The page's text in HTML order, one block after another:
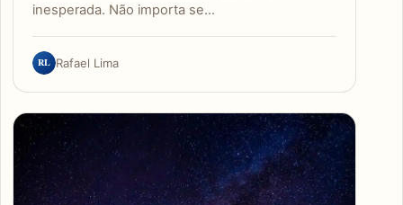
inesperada. Não importa se…
RL Rafael Lima